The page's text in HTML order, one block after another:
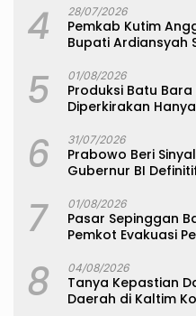
4 28/07/2026
Pemkab Kutim
Bupati Ardiansyah
5 01/08/2026
Produksi Batu
Diperkirakan
6 31/07/2026
Prabowo Beri
Gubernur BI
7 01/08/2026
Pasar Sepinggan
Pemkot Evakuasi
8 04/08/2026
Tanya Kepastian
Daerah di Kaltim